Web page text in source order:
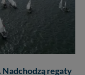
Nadchodzą regaty